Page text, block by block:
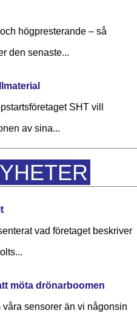
högpresterande – så
den senaste...
SHT vill
av sina...
vad företaget beskriver
möta drönarboomen
sensorer än vi någonsin